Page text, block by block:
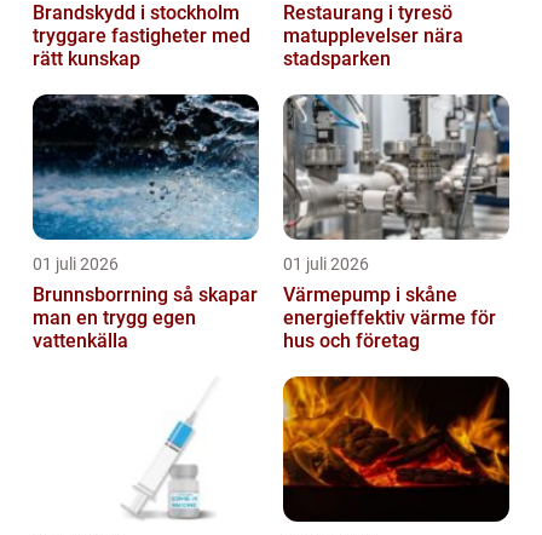
Brandskydd i stockholm
tryggare fastigheter med
rätt kunskap
Restaurang i tyresö
matupplevelser nära
stadsparken
01 juli 2026
Brunnsborrning så skapar
man en trygg egen
vattenkälla
01 juli 2026
Värmepump i skåne
energieffektiv värme för
hus och företag